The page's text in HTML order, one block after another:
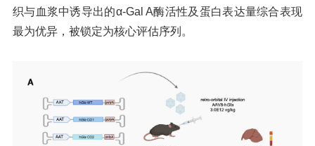
织与血浆中诱导出的α-Gal A酶活性及蛋白表达量综合表现
最为优异，被锁定为核心评估序列。